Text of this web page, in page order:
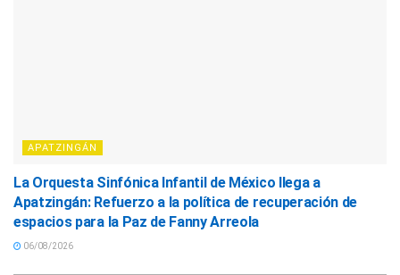
APATZINGÁN
La Orquesta Sinfónica Infantil de México llega a
Apatzingán: Refuerzo a la política de recuperación de
espacios para la Paz de Fanny Arreola
06/08/2026